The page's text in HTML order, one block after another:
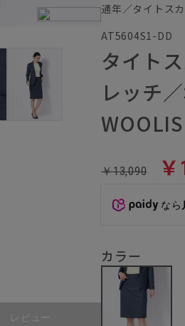
レビュー
通年／タイトス
AT5604S1-DD
タイト
レッチ
￥13,090 ￥
なら
カラー